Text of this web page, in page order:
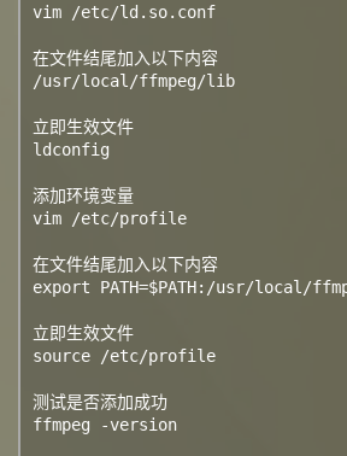
vim /etc/ld.so.conf
在文件结尾加入以下内容
/usr/local/ffmpeg/lib
立即生效文件
ldconfig
添加环境变量
vim /etc/profile
在文件结尾加入以下内容
export PATH=$PATH:/usr/local/
立即生效文件
source /etc/profile
测试是否添加成功
ffmpeg -version